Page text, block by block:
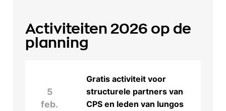
Activiteiten 2026 op de
planning
5
feb.
Gratis activiteit voor
structurele partners van
CPS en leden van Iungos